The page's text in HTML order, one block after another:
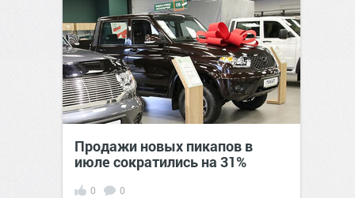
Продажи новых пикапов в
июле сократились на 31%
0 0